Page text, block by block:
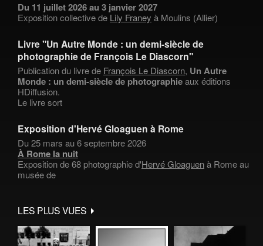
Du 11 juillet 2026 au 3 janvier 2027
Exposition collective de Lily Franey à Moulins (Allier)
Livre "Un Autre Monde : un demi-siècle de
photographie de François Le Diascorn"
Publication du livre de François Le Diascorn, Un Autre
Monde : un demi-siècle de photographieaux éditions
HDiffusion.
Le livre sort
Exposition d'Hervé Gloaguen à Rome
Du 25 mars au 6 septembre 2026
À Rome la nuit
Exposition de 68 photographie d'Hervé Gloaguenà Rome au
musée de
LES PLUS VUES